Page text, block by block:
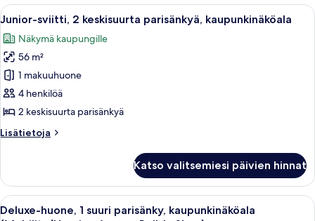
suuri
parisänky,
Avaa
kaikki
huonetyypin
Junior-
sviitti,
2
keskisuurta
kaupunkinäköala
Junior-sviitti, 2 keskisuurta
12
Junior-sviitti, 2 keskisuurta parisänkyä, kaupunkinäköala
Näkymä kaupungille
56 m²
1 makuuhuone
4 henkilöä
2 keskisuurta parisänkyä
Lisätietoja
Lisätietoja
2
keskisuurta
parisänkyä,
Katso valitsemiesi päivien hinnat
Avaa
Moderni hotellihuone, jossa on
7
Deluxe-huone, 1 suuri parisänky, kaupunkinäköala